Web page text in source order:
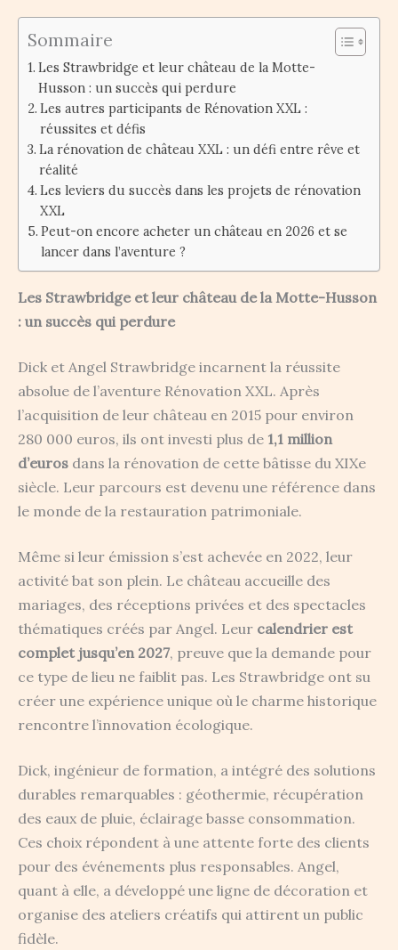
Sommaire
Les Strawbridge et leur château de la Motte-
Husson : un succès qui perdure
Les autres participants de Rénovation XXL :
réussites et défis
La rénovation de château XXL : un défi entre rêve et
réalité
Les leviers du succès dans les projets de rénovation
XXL
Peut-on encore acheter un château en 2026 et se
lancer dans l’aventure ?
Les Strawbridge et leur château de la Motte-Husson
: un succès qui perdure
Dick et Angel Strawbridge incarnent la réussite
absolue de l’aventure Rénovation XXL. Après
l’acquisition de leur château en 2015 pour environ
280 000 euros, ils ont investi plus de 1,1 million
d’euros dans la rénovation de cette bâtisse du XIXe
siècle. Leur parcours est devenu une référence dans
le monde de la restauration patrimoniale.
Même si leur émission s’est achevée en 2022, leur
activité bat son plein. Le château accueille des
mariages, des réceptions privées et des spectacles
thématiques créés par Angel. Leur calendrier est
complet jusqu’en 2027, preuve que la demande pour
ce type de lieu ne faiblit pas. Les Strawbridge ont su
créer une expérience unique où le charme historique
rencontre l’innovation écologique.
Dick, ingénieur de formation, a intégré des solutions
durables remarquables : géothermie, récupération
des eaux de pluie, éclairage basse consommation.
Ces choix répondent à une attente forte des clients
pour des événements plus responsables. Angel,
quant à elle, a développé une ligne de décoration et
organise des ateliers créatifs qui attirent un public
fidèle.